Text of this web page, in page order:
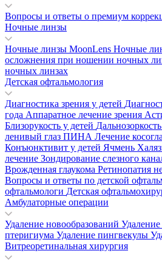
Вопросы и ответы о премиум
Ночные линзы
Ночные линзы MoonLens Ночные
осложнения при ношении ночных
ночных линзах
Детская офтальмология
Диагностика зрения у детей
года Аппаратное лечение зрения
Близорукость у детей
ленивый глаз ПИНА Лечение
Конъюнктивит у детей Ячмень
лечение Зондирование слезного
Врожденная глаукома Ретинопатия
Вопросы и ответы по детской
офтальмологи Детская
Амбулаторные операции
Удаление новообразований Удаление
птеригиума Удаление пингвекулы
Витреоретинальная хирургия